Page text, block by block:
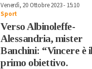
Venerdì, 20 Ottobre 2023 - 15:10
Sport
Verso Albinoleffe-
Alessandria, mister
Banchini: “Vincere è
primo obiettivo.